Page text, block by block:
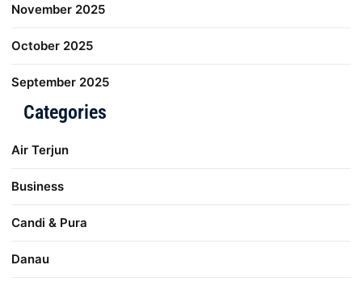
November 2025
October 2025
September 2025
Categories
Air Terjun
Business
Candi & Pura
Danau